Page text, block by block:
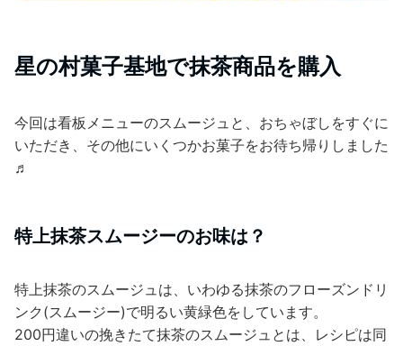
星の村菓子基地で抹茶商品を購入
今回は看板メニューのスムージュと、おちゃぼしをすぐに
いただき、その他にいくつかお菓子をお待ち帰りしました
♬
特上抹茶スムージーのお味は？
特上抹茶のスムージュは、いわゆる抹茶のフローズンドリ
ンク(スムージー)で明るい黄緑色をしています。
200円違いの挽きたて抹茶のスムージュとは、レシピは同